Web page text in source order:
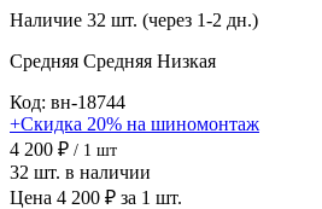
Наличие 32 шт. (через 1-2 дн.)
Средняя Средняя Низкая
Код: вн-18744
+Скидка 20% на шиномонтаж
4 200 ₽ / 1 шт
32 шт. в наличии
Цена 4 200 ₽ за 1 шт.